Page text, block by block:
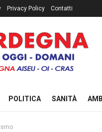
Privacy Policy Contatti
POLITICA SANITÀ